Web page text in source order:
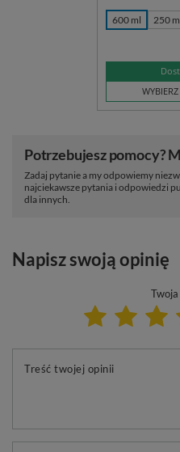
600 ml 250
Potrzebujesz pomocy?
Zadaj pytanie a my odpowiemy
najciekawsze pytania i odpowiedzi
dla innych.
Napisz swoją opinię
Treść twojej opinii